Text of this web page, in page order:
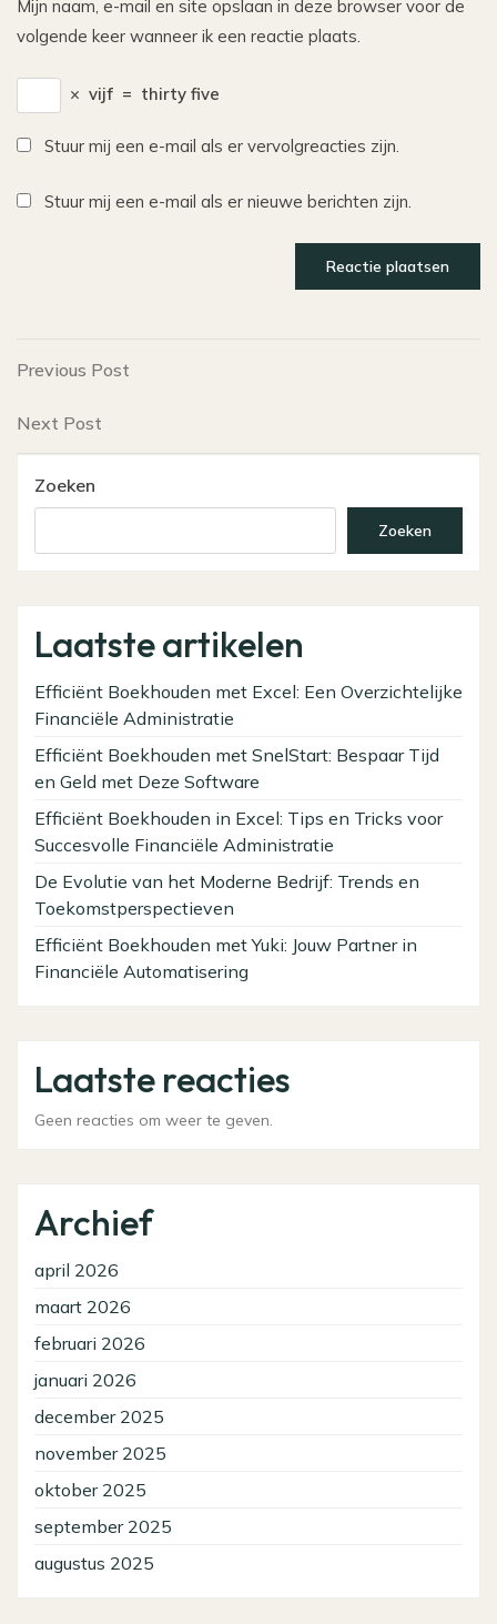
Mijn naam, e-mail en site opslaan in deze browser voor de
volgende keer wanneer ik een reactie plaats.
× vijf = thirty five
Stuur mij een e-mail als er vervolgreacties zijn.
Stuur mij een e-mail als er nieuwe berichten zijn.
Bericht
navigatie
Previous
Previous Post
Next
Next Post
Zoeken
Zoeken
Laatste artikelen
Efficiënt Boekhouden met Excel: Een Overzichtelijke
Financiële Administratie
Efficiënt Boekhouden met SnelStart: Bespaar Tijd
en Geld met Deze Software
Efficiënt Boekhouden in Excel: Tips en Tricks voor
Succesvolle Financiële Administratie
De Evolutie van het Moderne Bedrijf: Trends en
Toekomstperspectieven
Efficiënt Boekhouden met Yuki: Jouw Partner in
Financiële Automatisering
Laatste reacties
Geen reacties om weer te geven.
Archief
april 2026
maart 2026
februari 2026
januari 2026
december 2025
november 2025
oktober 2025
september 2025
augustus 2025